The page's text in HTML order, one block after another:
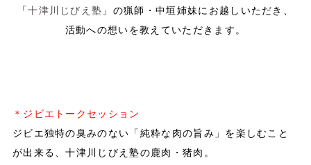
「十津川じびえ塾 」の猟師・中垣姉妹にお越しいただき、
活動への想いを教えていただきます。
＊ジビエトークセッション
ジビエ独特の臭みのない「 純粋な肉の旨み」を楽しむこと
が出来る、十津川じびえ塾の鹿肉・猪肉。